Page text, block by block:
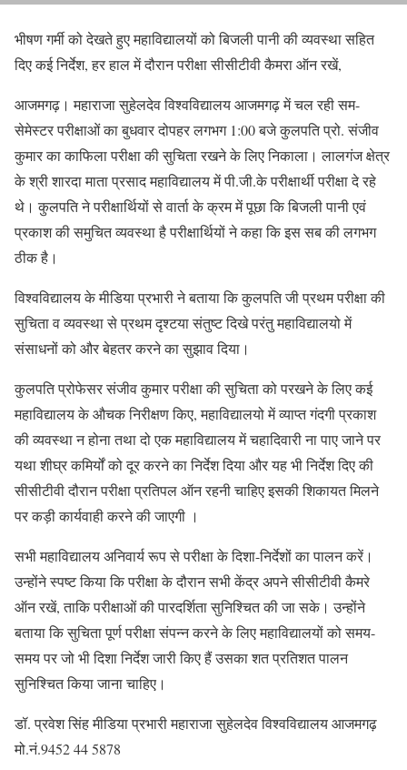
​भीषण गर्मी को देखते हुए महाविद्यालयों को बिजली पानी की व्यवस्था सहित
दिए कई निर्देश, हर हाल में दौरान परीक्षा सीसीटीवी कैमरा ऑन रखें,
​आजमगढ़। महाराजा सुहेलदेव विश्वविद्यालय आजमगढ़ में चल रही सम-
सेमेस्टर परीक्षाओं का बुधवार दोपहर लगभग 1:00 बजे कुलपति प्रो. संजीव
कुमार का काफिला परीक्षा की सुचिता रखने के लिए निकाला। लालगंज क्षेत्र
के श्री शारदा माता प्रसाद महाविद्यालय में पी.जी.के परीक्षार्थी परीक्षा दे रहे
थे। कुलपति ने परीक्षार्थियों से वार्ता के क्रम में पूछा कि बिजली पानी एवं
प्रकाश की समुचित व्यवस्था है परीक्षार्थियों ने कहा कि इस सब की लगभग
ठीक है।
विश्वविद्यालय के मीडिया प्रभारी ने बताया कि कुलपति जी प्रथम परीक्षा की
सुचिता व व्यवस्था से प्रथम दृश्टया संतुष्ट दिखे परंतु महाविद्यालयो में
संसाधनों को और बेहतर करने का सुझाव दिया।
कुलपति प्रोफेसर संजीव कुमार परीक्षा की सुचिता को परखने के लिए कई
महाविद्यालय के औचक निरीक्षण किए, महाविद्यालयो में व्याप्त गंदगी प्रकाश
की व्यवस्था न होना तथा दो एक महाविद्यालय में चहादिवारी ना पाए जाने पर
यथा शीघ्र कमिर्यों को दूर करने का निर्देश दिया और यह भी निर्देश दिए की
सीसीटीवी दौरान परीक्षा प्रतिपल ऑन रहनी चाहिए इसकी शिकायत मिलने
पर कड़ी कार्यवाही करने की जाएगी ।
सभी महाविद्यालय अनिवार्य रूप से परीक्षा के दिशा-निर्देशों का पालन करें।
उन्होंने स्पष्ट किया कि परीक्षा के दौरान सभी केंद्र अपने सीसीटीवी कैमरे
ऑन रखें, ताकि परीक्षाओं की पारदर्शिता सुनिश्चित की जा सके। उन्होंने
बताया कि सुचिता पूर्ण परीक्षा संपन्न करने के लिए महाविद्यालयों को समय-
समय पर जो भी दिशा निर्देश जारी किए हैं उसका शत प्रतिशत पालन
सुनिश्चित किया जाना चाहिए।
डॉ. प्रवेश सिंह मीडिया प्रभारी महाराजा सुहेलदेव विश्वविद्यालय आजमगढ़
मो.नं.9452 44 5878